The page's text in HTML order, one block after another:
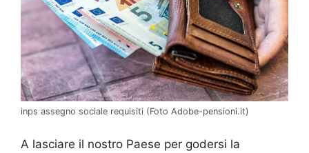
inps assegno sociale requisiti (Foto Adobe-pensioni.it)
A lasciare il nostro Paese per godersi la